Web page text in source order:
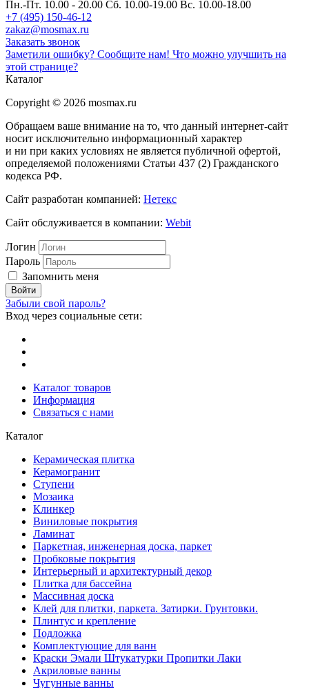
Пн.-Пт. 10.00 - 20.00 Сб. 10.00-19.00 Вс. 10.00-18.00
+7 (495) 150-46-12
zakaz@mosmax.ru
Заказать звонок
Заметили ошибку? Сообщите нам! Что можно улучшить на
этой странице?
Каталог
Copyright © 2026 mosmax.ru
Обращаем ваше внимание на то, что данный интернет-сайт
носит исключительно информационный характер
и ни при каких условиях не является публичной офертой,
определяемой положениями Статьи 437 (2) Гражданского
кодекса РФ.
Сайт разработан компанией: Нетекс
Сайт обслуживается в компании: Webit
Логин
Пароль
Запомнить меня
Забыли свой пароль?
Вход через социальные сети:
Каталог товаров
Информация
Связаться с нами
Каталог
Керамическая плитка
Керамогранит
Ступени
Мозаика
Клинкер
Виниловые покрытия
Ламинат
Паркетная, инженерная доска, паркет
Пробковые покрытия
Интерьерный и архитектурный декор
Плитка для бассейна
Массивная доска
Клей для плитки, паркета. Затирки. Грунтовки.
Плинтус и крепление
Подложка
Комплектующие для ванн
Краски Эмали Штукатурки Пропитки Лаки
Акриловые ванны
Чугунные ванны